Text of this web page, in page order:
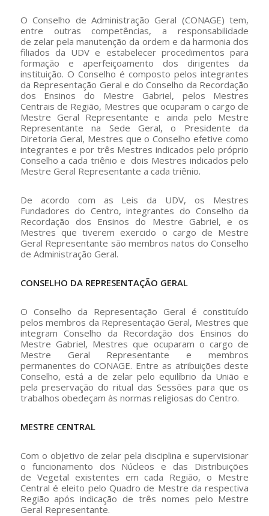
O Conselho de Administração Geral (CONAGE) tem,
entre outras competências, a responsabilidade
de zelar pela manutenção da ordem e da harmonia dos
filiados da UDV e estabelecer procedimentos para
formação e aperfeiçoamento dos dirigentes da
instituição. O Conselho é composto pelos integrantes
da Representação Geral e do Conselho da Recordação
dos Ensinos do Mestre Gabriel, pelos Mestres
Centrais de Região, Mestres que ocuparam o cargo de
Mestre Geral Representante e ainda pelo Mestre
Representante na Sede Geral, o Presidente da
Diretoria Geral, Mestres que o Conselho efetive como
integrantes e por três Mestres indicados pelo próprio
Conselho a cada triênio e dois Mestres indicados pelo
Mestre Geral Representante a cada triênio.
De acordo com as Leis da UDV, os Mestres
Fundadores do Centro, integrantes do Conselho da
Recordação dos Ensinos do Mestre Gabriel, e os
Mestres que tiverem exercido o cargo de Mestre
Geral Representante são membros natos do Conselho
de Administração Geral.
CONSELHO DA REPRESENTAÇÃO GERAL
O Conselho da Representação Geral é constituído
pelos membros da Representação Geral, Mestres que
integram Conselho da Recordação dos Ensinos do
Mestre Gabriel, Mestres que ocuparam o cargo de
Mestre Geral Representante e membros
permanentes do CONAGE. Entre as atribuições deste
Conselho, está a de zelar pelo equilíbrio da União e
pela preservação do ritual das Sessões para que os
trabalhos obedeçam às normas religiosas do Centro.
MESTRE CENTRAL
Com o objetivo de zelar pela disciplina e supervisionar
o funcionamento dos Núcleos e das Distribuições
de Vegetal existentes em cada Região, o Mestre
Central é eleito pelo Quadro de Mestre da respectiva
Região após indicação de três nomes pelo Mestre
Geral Representante.